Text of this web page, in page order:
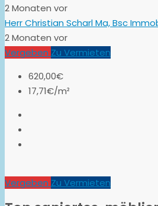
2 Monaten vor
Herr Christian Scharl Ma, Bsc
2 Monaten vor
Vergeben Zu Vermieten
620,00€
17,71€/m²
Vergeben Zu Vermieten